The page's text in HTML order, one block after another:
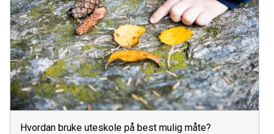
Hvordan bruke uteskole på best mulig måte?